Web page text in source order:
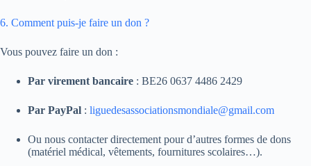
6. Comment puis-je faire un don ?
Vous pouvez faire un don :
Par virement bancaire : BE26 0637 4486 2429
Par PayPal : liguedesassociationsmondiale@gmail.com
Ou nous contacter directement pour d’autres formes de dons
(matériel médical, vêtements, fournitures scolaires…).